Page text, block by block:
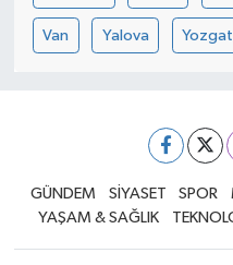
Van Yalova Yozgat
GÜNDEM SİYASET SPOR
YAŞAM & SAĞLIK